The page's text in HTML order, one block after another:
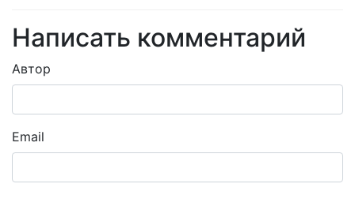
Написать комментарий
Автор
Email